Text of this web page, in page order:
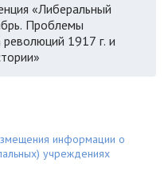
«Либеральный
Проблемы
революций 1917 г. и
информации о
учреждениях